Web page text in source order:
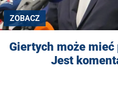
ZOBACZ
Giertych może mieć
Jest